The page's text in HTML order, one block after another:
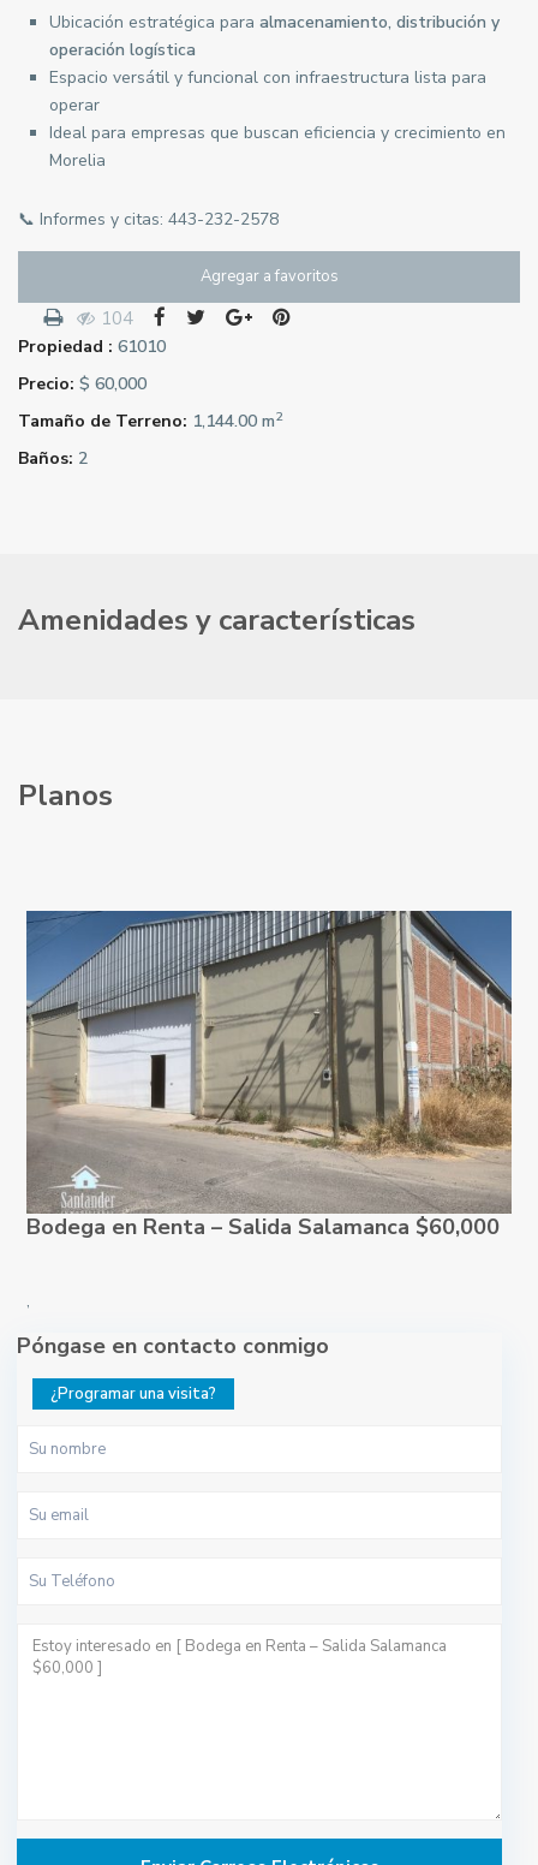
Ubicación estratégica para almacenamiento, distribución y
operación logística
Espacio versátil y funcional con infraestructura lista para
operar
Ideal para empresas que buscan eficiencia y crecimiento en
Morelia
📞 Informes y citas: 443-232-2578
Agregar a favoritos
104
Propiedad : 61010
Precio: $ 60,000
Tamaño de Terreno: 1,144.00 m2
Baños: 2
Amenidades y características
Planos
Bodega en Renta – Salida Salamanca $60,000
,
Póngase en contacto conmigo
¿Programar una visita?